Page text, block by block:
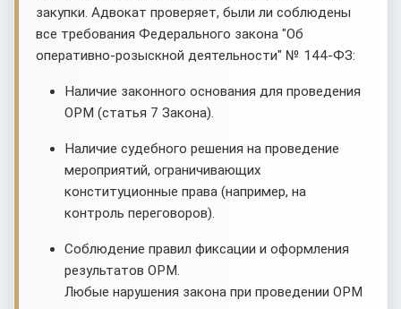
закупки. Адвокат проверяет, были ли соблюдены
все требования Федерального закона "Об
оперативно-розыскной деятельности" № 144-ФЗ:
Наличие законного основания для проведения
ОРМ (статья 7 Закона).
Наличие судебного решения на проведение
мероприятий, ограничивающих
конституционные права (например, на
контроль переговоров).
Соблюдение правил фиксации и оформления
результатов ОРМ.
Любые нарушения закона при проведении ОРМ